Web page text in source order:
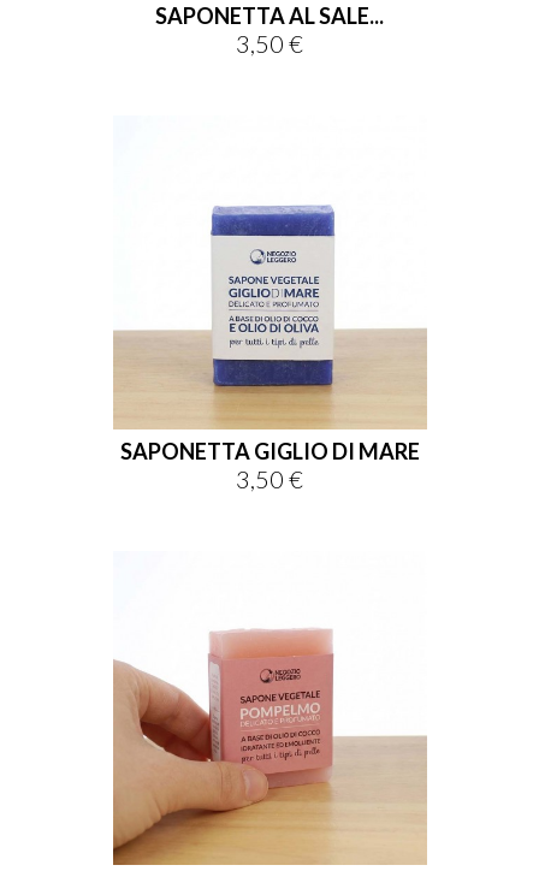
SAPONETTA AL SALE...
Prezzo
3,50 €
SAPONETTA GIGLIO DI MARE
Prezzo
3,50 €